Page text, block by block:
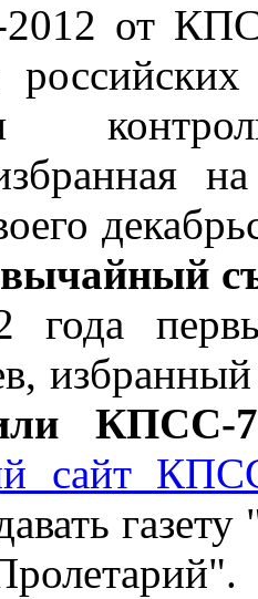
от
года
КПСС-7
сайт